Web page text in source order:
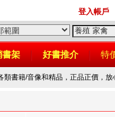
登入帳戶
書架 好書推介 特
類書籍/音像和精品，正品正價，